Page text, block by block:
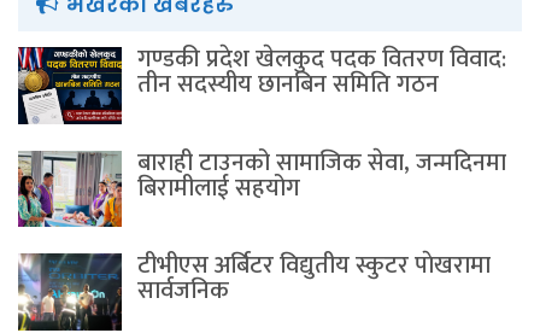
गण्डकी प्रदेश खेलकुद पदक वितरण विवाद:
तीन सदस्यीय छानबिन समिति गठन
बाराही टाउनको सामाजिक सेवा, जन्मदिनमा
बिरामीलाई सहयोग
टीभीएस अर्बिटर विद्युतीय स्कुटर पाेखरामा
सार्वजनिक